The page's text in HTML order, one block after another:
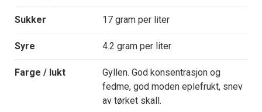
Sukker 17 gram per liter
Syre 4.2 gram per liter
Farge / lukt
Gyllen. God konsentrasjon og
fedme, god moden eplefrukt, snev
av tørket skall.